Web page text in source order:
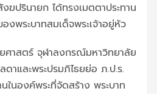
ฆปรินายก ได้ทรงเมตตาประทาน
งพระบาทสมเด็จพระเจ้าอยู่หัว
าสตร์ จุฬาลงกรณ์มหาวิทยาลัย
ดาและพระปรมภิไธยย่อ ภ.ป.ร.
นองค์พระที่จัดสร้าง พระบาท